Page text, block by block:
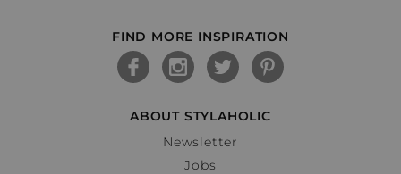
FIND MORE INSPIRATION
ABOUT STYLAHOLIC
Newsletter
Jobs